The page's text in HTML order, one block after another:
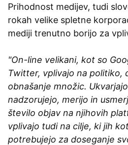
Prihodnost medijev, tudi
rokah velike spletne
mediji trenutno borijo za
"On-line velikani, kot so
Twitter, vplivajo na politiko,
obnašanje množic.
nadzorujejo, merijo in
število objav na njihovih
vplivajo tudi na cilje, ki jih
potrebujejo za doseganje